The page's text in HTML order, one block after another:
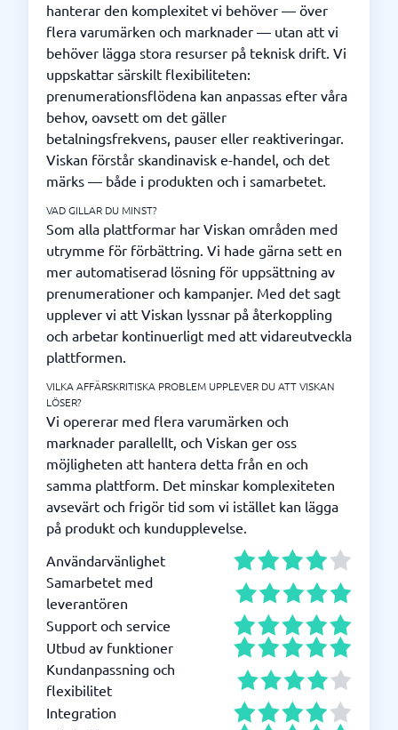
hanterar den komplexitet vi behöver — över
flera varumärken och marknader — utan att vi
behöver lägga stora resurser på teknisk drift. Vi
uppskattar särskilt flexibiliteten:
prenumerationsflödena kan anpassas efter våra
behov, oavsett om det gäller
betalningsfrekvens, pauser eller reaktiveringar.
Viskan förstår skandinavisk e-handel, och det
märks — både i produkten och i samarbetet.
VAD GILLAR DU MINST?
Som alla plattformar har Viskan områden med
utrymme för förbättring. Vi hade gärna sett en
mer automatiserad lösning för uppsättning av
prenumerationer och kampanjer. Med det sagt
upplever vi att Viskan lyssnar på återkoppling
och arbetar kontinuerligt med att vidareutveckla
plattformen.
VILKA AFFÄRSKRITISKA PROBLEM UPPLEVER DU ATT VISKAN
LÖSER?
Vi opererar med flera varumärken och
marknader parallellt, och Viskan ger oss
möjligheten att hantera detta från en och
samma plattform. Det minskar komplexiteten
avsevärt och frigör tid som vi istället kan lägga
på produkt och kundupplevelse.
Användarvänlighet
Samarbetet med
leverantören
Support och service
Utbud av funktioner
Kundanpassning och
flexibilitet
Integration